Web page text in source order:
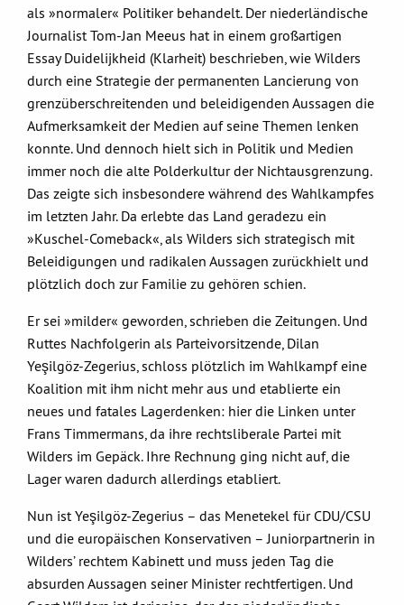
als »normaler« Politiker behandelt. Der niederländische
Journalist Tom-Jan Meeus hat in einem großartigen
Essay Duidelijkheid (Klarheit) beschrieben, wie Wilders
durch eine Strategie der permanenten Lancierung von
grenzüberschreitenden und beleidigenden Aussagen die
Aufmerksamkeit der Medien auf seine Themen lenken
konnte. Und dennoch hielt sich in Politik und Medien
immer noch die alte Polderkultur der Nichtausgrenzung.
Das zeigte sich insbesondere während des Wahlkampfes
im letzten Jahr. Da erlebte das Land geradezu ein
»Kuschel-Comeback«, als Wilders sich strategisch mit
Beleidigungen und radikalen Aussagen zurückhielt und
plötzlich doch zur Familie zu gehören schien.
Er sei »milder« geworden, schrieben die Zeitungen. Und
Ruttes Nachfolgerin als Parteivorsitzende, Dilan
Yeşilgöz-Zegerius, schloss plötzlich im Wahlkampf eine
Koalition mit ihm nicht mehr aus und etablierte ein
neues und fatales Lagerdenken: hier die Linken unter
Frans Timmermans, da ihre rechtsliberale Partei mit
Wilders im Gepäck. Ihre Rechnung ging nicht auf, die
Lager waren dadurch allerdings etabliert.
Nun ist Yeşilgöz-Zegerius – das Menetekel für CDU/CSU
und die europäischen Konservativen – Juniorpartnerin in
Wilders’ rechtem Kabinett und muss jeden Tag die
absurden Aussagen seiner Minister rechtfertigen. Und